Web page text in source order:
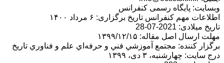
وبسایت: پایگاه رسمی کنفرانس
اطلاعات مهم کنفرانس تاریخ برگزاری: ۶ مرداد ۱۴۰۰
تاریخ میلادی: 2021-07-28
مهلت ارسال اصل مقاله: ۱۳۹۹/۱۲/۱۵
برگزار کننده: مجتمع آموزشي فني و حرفه‌اي علم و فناوري تاریخ
درج سایت: چهارشنبه، ۳ دی، ۱۳۹۹